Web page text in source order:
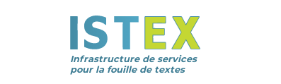
Infrastructure de services
pour la fouille de textes